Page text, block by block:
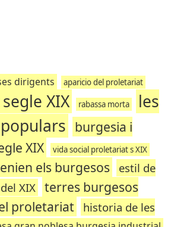
dirigents aparicio del proletariat
XIX rabassa morta
les
burgesia i
XIX
vida social proletariat s XIX
els burgesos
estil de
XIX
terres burgesos
proletariat
historia de les